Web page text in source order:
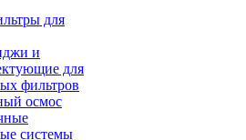
для
и
для
фильтров
осмос
системы